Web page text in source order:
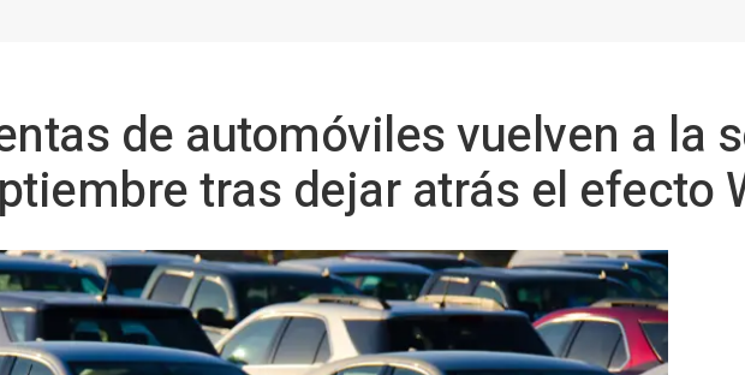
de automóviles vuelven a la
tras dejar atrás el efecto